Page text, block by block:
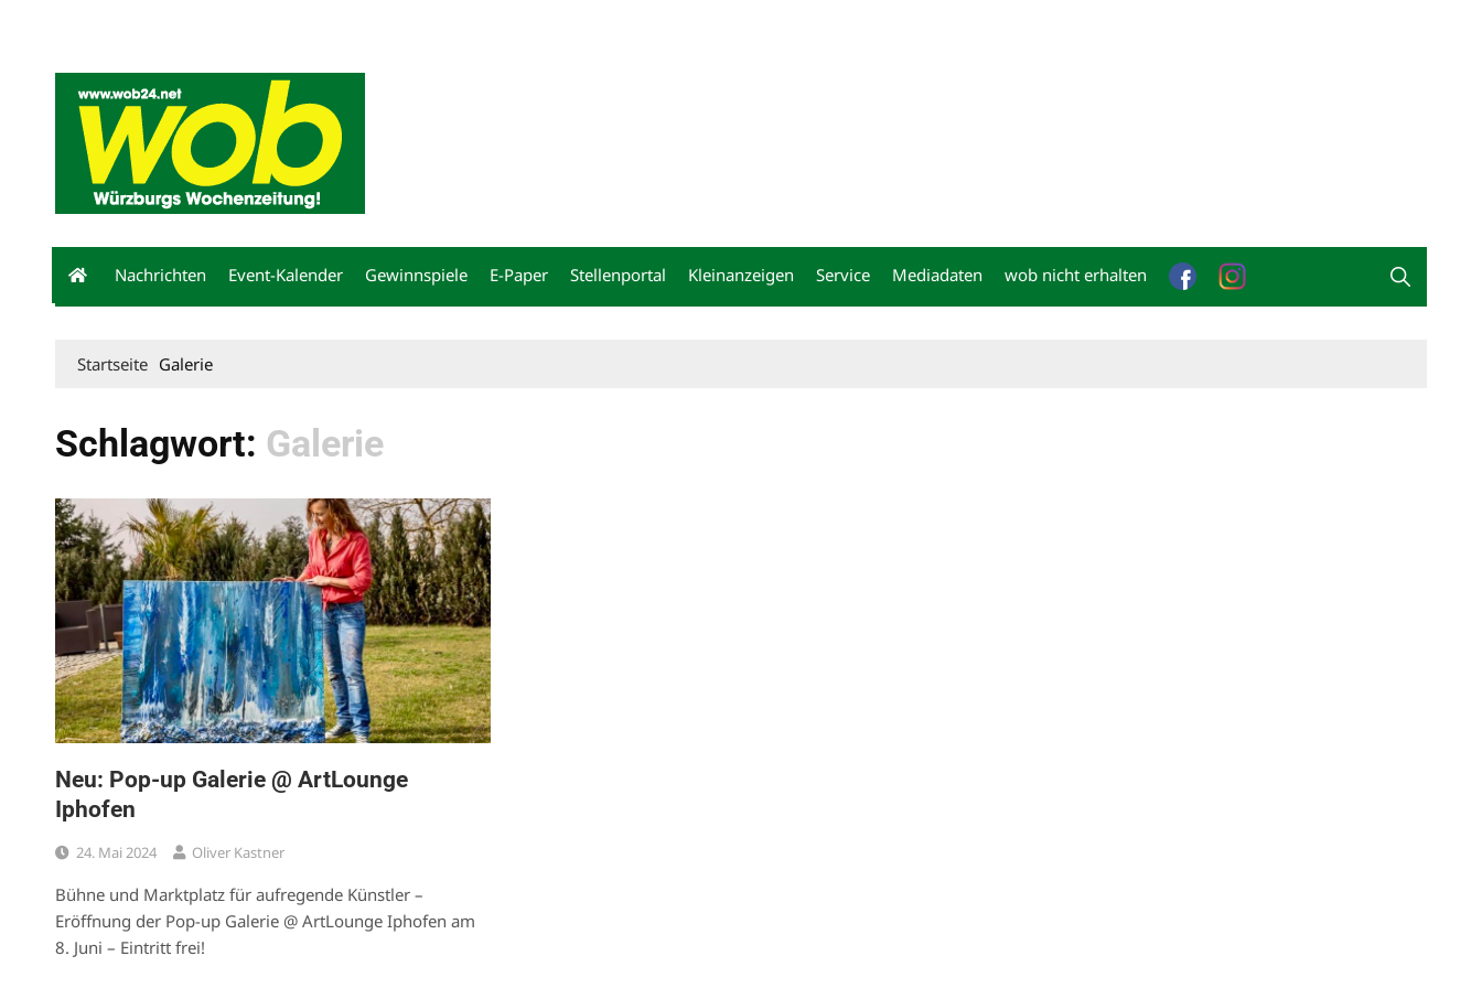
Nachrichten Event-Kalender Gewinnspiele E-Paper Stellenportal Kleinanzeigen Service Mediadaten wob nicht erhalten
Startseite Galerie
Schlagwort: Galerie
Neu: Pop-up Galerie @ ArtLounge
Iphofen
24. Mai 2024 Oliver Kastner
Bühne und Marktplatz für aufregende Künstler –
Eröffnung der Pop-up Galerie @ ArtLounge Iphofen am
8. Juni – Eintritt frei!